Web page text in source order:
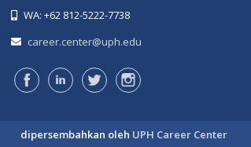
WA: +62 812-5222-7738
career.center@uph.edu
dipersembahkan oleh UPH Career Center